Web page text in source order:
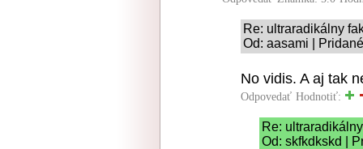
Re: ultraradikálny
Od: aasami |
No vidis. A aj tak
Odpovedať Hodnotiť:
Re:
Od: skfkdkskd |